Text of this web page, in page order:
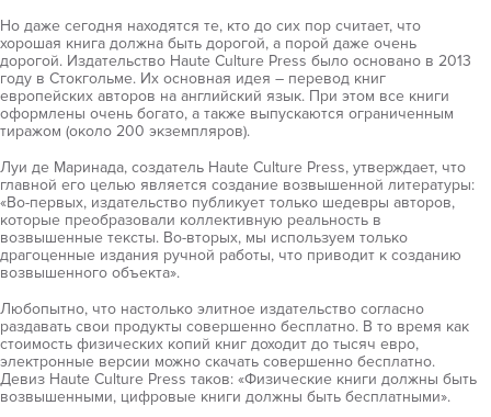
Но даже сегодня находятся те, кто до сих пор считает, что
хорошая книга должна быть дорогой, а порой даже очень
дорогой. Издательство Haute Culture Press было основано в 2013
году в Стокгольме. Их основная идея – перевод книг
европейских авторов на английский язык. При этом все книги
оформлены очень богато, а также выпускаются ограниченным
тиражом (около 200 экземпляров).
Луи де Маринада, создатель Haute Culture Press, утверждает, что
главной его целью является создание возвышенной литературы:
«Во-первых, издательство публикует только шедевры авторов,
которые преобразовали коллективную реальность в
возвышенные тексты. Во-вторых, мы используем только
драгоценные издания ручной работы, что приводит к созданию
возвышенного объекта».
Любопытно, что настолько элитное издательство согласно
раздавать свои продукты совершенно бесплатно. В то время как
стоимость физических копий книг доходит до тысяч евро,
электронные версии можно скачать совершенно бесплатно.
Девиз Haute Culture Press таков: «Физические книги должны быть
возвышенными, цифровые книги должны быть бесплатными».